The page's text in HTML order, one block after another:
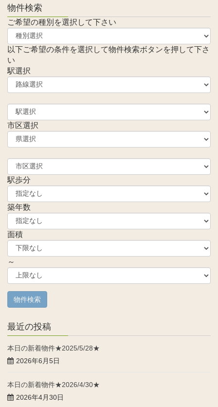
物件検索
ご希望の種別を選択して下さい
以下ご希望の条件を選択して物件検索ボタンを押して下さ
い
駅選択
市区選択
駅歩分
築年数
面積
～
最近の投稿
本日の新着物件★2025/5/28★
2026年6月5日
本日の新着物件★2026/4/30★
2026年4月30日